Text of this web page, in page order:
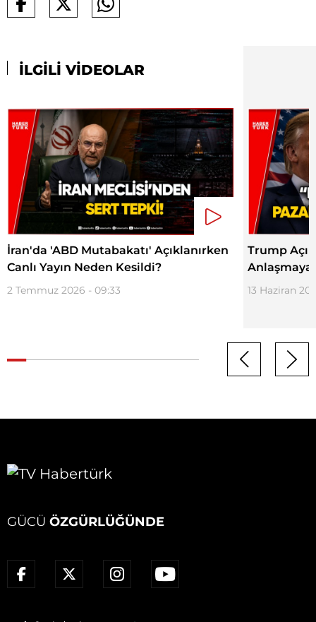
İLGİLİ VİDEOLAR
İran'da 'ABD Mutabakatı' Açıklanırken
Canlı Yayın Neden Kesildi?
2 Temmuz 2026 - 09:33
Trump
Anlaşmaya
13 Haziran
GÜCÜ ÖZGÜRLÜĞÜNDE